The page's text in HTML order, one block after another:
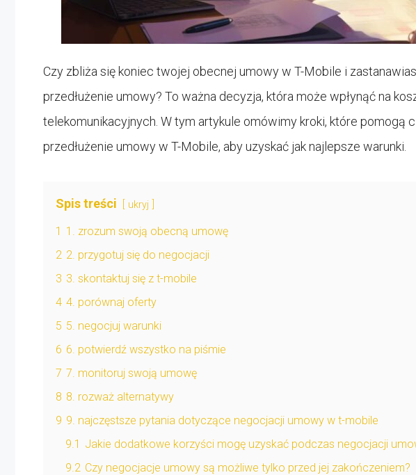
Czy zbliża się koniec twojej obecnej umowy w T-Mobile i
przedłużenie umowy? To ważna decyzja, która może wpłynąć na
telekomunikacyjnych. W tym artykule omówimy kroki, które pomogą
przedłużenie umowy w T-Mobile, aby uzyskać jak najlepsze warunki.
Spis treści ukryj
1 1. zrozum swoją obecną umowę
2 2. przygotuj się do negocjacji
3 3. skontaktuj się z t-mobile
4 4. porównaj oferty
5 5. negocjuj warunki
6 6. potwierdź wszystko na piśmie
7 7. monitoruj swoją umowę
8 8. rozważ alternatywy
9 9. najczęstsze pytania dotyczące negocjacji umowy w t-mobile
9.1 Jakie dodatkowe korzyści mogę uzyskać podczas negocjacji
9.2 Czy negocjacje umowy są możliwe tylko przed jej zakończeniem?